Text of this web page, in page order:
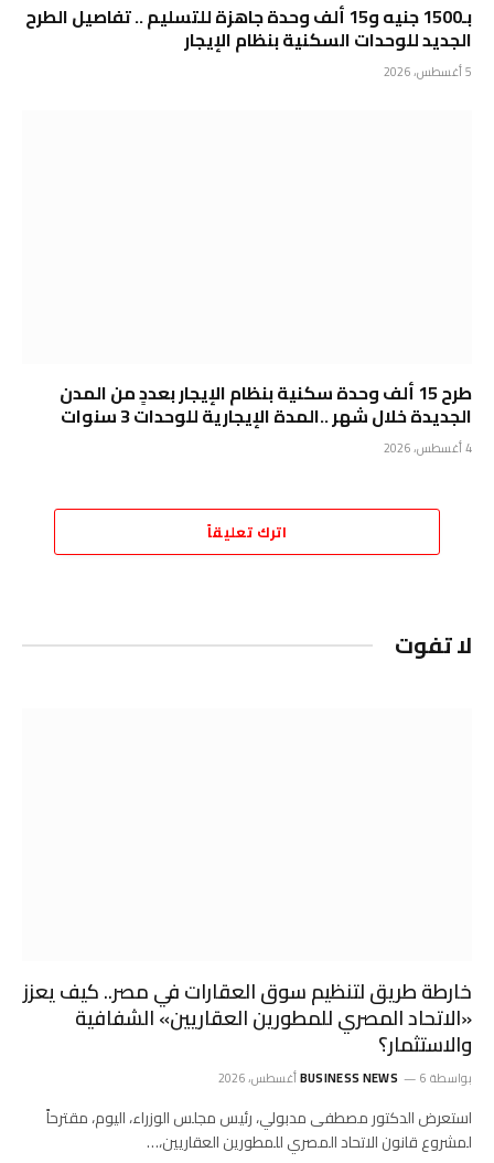
بـ1500 جنيه و15 ألف وحدة جاهزة للتسليم .. تفاصيل الطرح
الجديد للوحدات السكنية بنظام الإيجار
5 أغسطس، 2026
طرح 15 ألف وحدة سكنية بنظام الإيجار بعددٍ من المدن
الجديدة خلال شهر ..المدة الإيجارية للوحدات 3 سنوات
4 أغسطس، 2026
اترك تعليقاً
لا تفوت
خارطة طريق لتنظيم سوق العقارات في مصر.. كيف يعزز
«الاتحاد المصري للمطورين العقاريين» الشفافية
والاستثمار؟
بواسطة BUSINESS NEWS 6 أغسطس، 2026
استعرض الدكتور مصطفى مدبولي، رئيس مجلس الوزراء، اليوم، مقترحاً
لمشروع قانون الاتحاد المصري للمطورين العقاريين،…